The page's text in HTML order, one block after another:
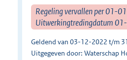
Regeling vervallen per 01-
Uitwerkingtredingdatum
Geldend van 03-12-2022 t/m
Uitgegeven door: Waterschap